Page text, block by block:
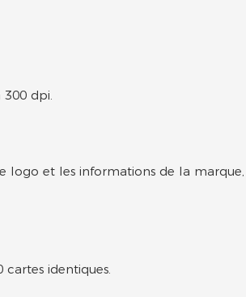
dpi.
logo et les informations de la
identiques.